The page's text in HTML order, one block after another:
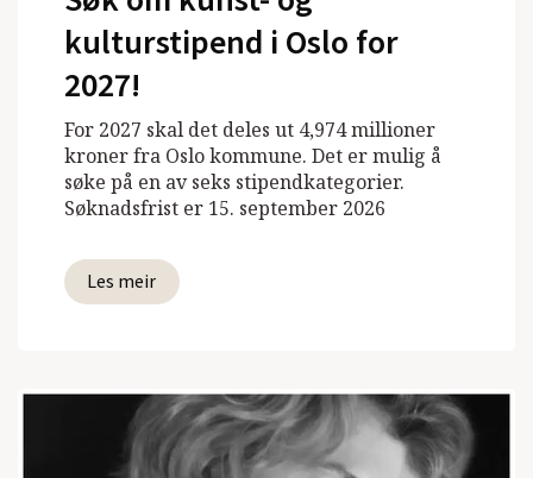
kulturstipend i Oslo for
2027!
For 2027 skal det deles ut 4,974 millioner
kroner fra Oslo kommune. Det er mulig å
søke på en av seks stipendkategorier.
Søknadsfrist er 15. september 2026
Les meir